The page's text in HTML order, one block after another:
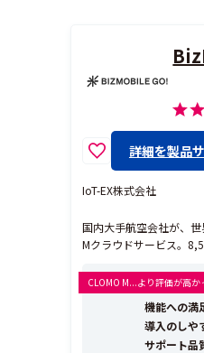
詳細を製品
IoT-EX株式会社
国内大手航空会社が、
Mクラウドサービス。
ィエリア出入りで、使
フェンス機能のリーディングブ
ンス機能の使い方は...
CLOMO M...より評価が高か
機能への満
導入のしや
サポート品